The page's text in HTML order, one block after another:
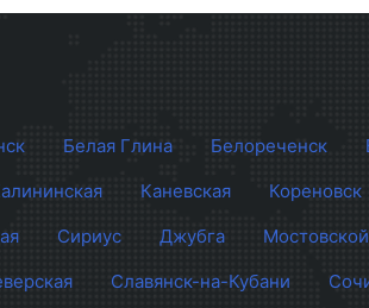
Белая Глина Белореченск
Каневская Кореновск
Сириус Джубга Мостовской
Славянск-на-Кубани